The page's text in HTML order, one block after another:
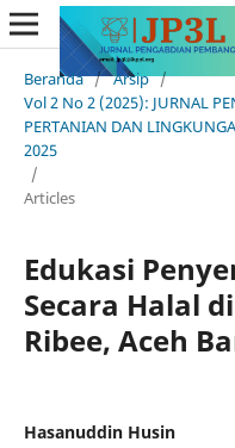
Beranda / Arsip /
Vol 2 No 2 (2025): JURNAL
PERTANIAN DAN
2025
/
Articles
Edukasi
Secara Halal
Ribee, Aceh
Hasanuddin Husin